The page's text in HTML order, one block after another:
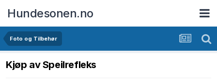
Hundesonen.no
Foto og Tilbehør
Kjøp av Speilrefleks